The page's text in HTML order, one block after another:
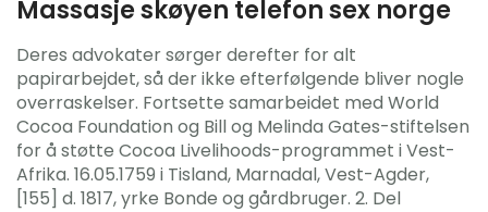
Massasje skøyen telefon sex norge
Deres advokater sørger derefter for alt
papirarbejdet, så der ikke efterfølgende bliver nogle
overraskelser. Fortsette samarbeidet med World
Cocoa Foundation og Bill og Melinda Gates-stiftelsen
for å støtte Cocoa Livelihoods-programmet i Vest-
Afrika. 16.05.1759 i Tisland, Marnadal, Vest-Agder,
[155] d. 1817, yrke Bonde og gårdbruger. 2. Del